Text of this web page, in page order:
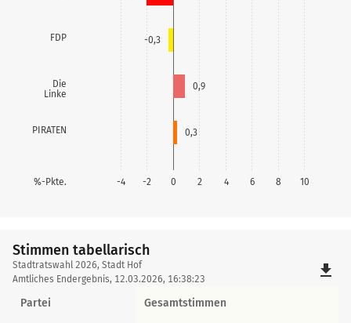
FDP
Die
Linke
PIRATEN
-4 -2 0 2 4 6 8 10
%-Pkte.
-0,3
0,9
0,3
Stimmen tabellarisch
Stimmen
tabellarisch
Stadtratswahl 2026, Stadt Hof
Amtliches Endergebnis, 12.03.2026, 16:38:23
file_download
Partei Gesamtstimmen